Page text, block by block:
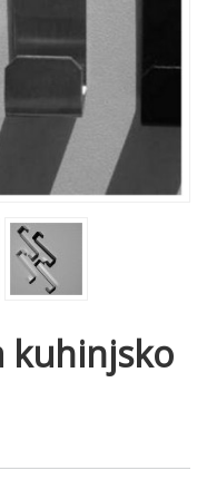
kuhinjsko